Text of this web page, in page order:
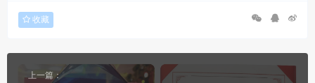
收藏
上一篇：